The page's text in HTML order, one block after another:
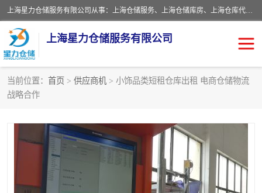
上海星力仓储服务有限公司从事：上海仓储服务、上海仓储库房、上海仓库代运营、上海仓库对外出租、上海仓库外包、上海三方仓储、上海电商仓储代发、上海电商代发货仓库、上海托管仓库、上海仓储配送。上海星力仓储服务有限公司现在拥有100个分仓、10万余平方的标准库房，精炼员工几百名，与几千家客户合作，公司已跻身上海仓储行业前列。欢迎来电咨询！
上海星力仓储服务有限公司
当前位置： 首页 > 供应商机 > 小饰品类短租仓库出租 电商仓储物流
战略合作
上海仓库对外出租
上海仓储配送 上海仓库外包
上海仓库代运营 上海托管仓库
上海第三方仓储 上海仓储服务